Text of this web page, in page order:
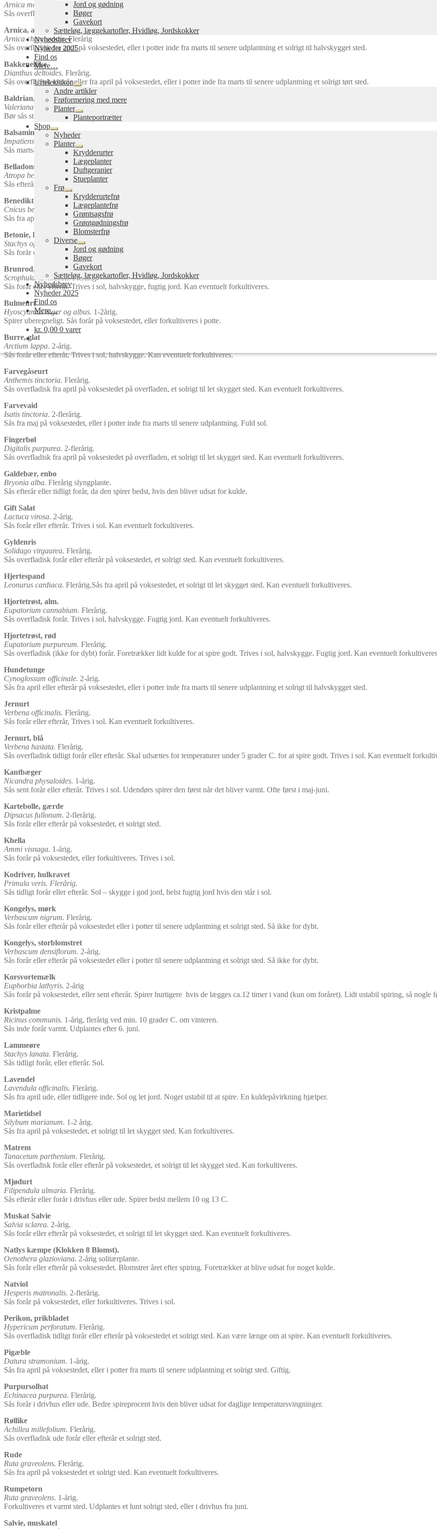
Jord og gødning
Bøger
Gavekort
Sætteløg, læggekartofler, Hvidløg, Jordskokker
Nyhedsbrev
Nyheder 2025
Find os
Mere…
Urteleksikon
Udfold
undermenu
Andre artikler
Frøformering med mere
Planter
Udfold
undermenu
Planteportrætter
Shop
Udfold
undermenu
Nyheder
Planter
Udfold
undermenu
Krydderurter
Lægeplanter
Duftgeranier
Stueplanter
Frø
Udfold
undermenu
Krydderurtefrø
Lægeplantefrø
Grøntsagsfrø
Grøntgødningsfrø
Blomsterfrø
Diverse
Udfold
undermenu
Jord og gødning
Bøger
Gavekort
Sætteløg, læggekartofler, Hvidløg, Jordskokker
Nyhedsbrev
Nyheder 2025
Find os
Mere…
kr. 0,00 0 varer
Arnica montana.
Flerårig.
Sås overfladisk efterår eller forår så tidligt som muligt på voksestedet, eller i potter, da frøene bør udsættes for kulde. Fuld sol og tør sur jord
Arnica, amerikansk
Arnica chamissonis.Flerårig
Sås overfladisk fra april på voksestedet, eller i potter inde fra marts til senere udplantning et solrigt til halvskygget sted.
Bakkenellike
Dianthus deltoides. Flerårig.
Sås overfladisk efterår eller fra april på voksestedet, eller i potter inde fra marts til senere udplantning et solrigt tørt sted.
Baldrian, læge
Valeriana officinalis.Flerårig
Bør sås straks efter modning, eller udsættes for kulde.
Balsamin, kæmpe
Impatiens glandulifera.1-årig.
Sås marts-april ude, eller tidligere inde. Skygge og fugtig jord.
Belladonna, Galnebær
Atropa belladonna.
Flerårig, vinterdækkes.
Sås efterår ude, eller stratificeres. Sol, halvskygge, fugtigt.
Benediktinertidsel
Cnicus benedictus.
1-årig
Sås fra april på voksestedet, et solrigt til let skygget sted. Kan forkultiveres.
Betonie, læge
Stachys officinalis.Flerårig.
Sås forår eller efterår. Trives i sol, halvskygge, fugtig jord. Kan eventuelt forkultiveres.
Brunrod, knoldet
Scrophularia nodosa.Flerårig.
Sås forår eller efterår. Trives i sol, halvskygge, fugtig jord. Kan eventuelt forkultiveres.
Bulmeurt
Hyoscyamus niger og albus. 1-2årig.
Spirer uberegneligt. Sås forår på voksestedet, eller forkultiveres i potte.
Burre, glat
Arctium lappa. 2-årig.
Sås forår eller efterår, Trives i sol, halvskygge. Kan eventuelt forkultiveres.
Farvegåseurt
Anthemis tinctoria. Flerårig.
Sås overfladisk fra april på voksestedet på overfladen, et solrigt til let skygget sted. Kan eventuelt forkultiveres.
Farvevaid
Isatis tinctoria. 2-flerårig.
Sås fra maj på voksestedet, eller i potter inde fra marts til senere udplantning. Fuld sol.
Fingerbøl
Digitalis purpurea. 2-flerårig.
Sås overfladisk fra april på voksestedet på overfladen, et solrigt til let skygget sted. Kan eventuelt forkultiveres.
Galdebær, enbo
Bryonia alba. Flerårig slyngplante.
Sås efterår eller tidligt forår, da den spirer bedst, hvis den bliver udsat for kulde.
Gift Salat
Lactuca virosa. 2-årig.
Sås forår eller efterår. Trives i sol. Kan eventuelt forkultiveres.
Gyldenris
Solidago virgaurea. Flerårig.
Sås overfladisk forår eller efterår på voksestedet, et solrigt sted. Kan eventuelt forkultiveres.
Hjertespand
Leonurus cardiaca. Flerårig.Sås fra april på voksestedet, et solrigt til let skygget sted. Kan eventuelt forkultiveres.
Hjortetrøst, alm.
Eupatorium cannabium. Flerårig.
Sås overfladisk forår. Trives i sol, halvskygge. Fugtig jord. Kan eventuelt forkultiveres.
Hjortetrøst, rød
Eupatorium purpureum. Flerårig.
Sås overfladisk (ikke for dybt) forår. Foretrækker lidt kulde for at spire godt. Trives i sol, halvskygge. Fugtig jord. Kan eventuelt
Hundetunge
Cynoglossum officinale. 2-årig.
Sås fra april eller efterår på voksestedet, eller i potter inde fra marts til senere udplantning et solrigt til halvskygget sted.
Jernurt
Verbena officinalis. Flerårig.
Sås forår eller efterår, Trives i sol. Kan eventuelt forkultiveres.
Jernurt, blå
Verbena hastata. Flerårig.
Sås overfladisk tidligt forår eller efterår. Skal udsættes for temperaturer under 5 grader C. for at spire godt. Trives i sol. Kan eventuelt
Kantbæger
Nicandra physaloides. 1-årig.
Sås sent forår eller efterår. Trives i sol. Udendørs spirer den først når det bliver varmt. Ofte først i maj-juni.
Kartebolle, gærde
Dipsacus fullonum. 2-flerårig.
Sås forår eller efterår på voksestedet, et solrigt sted.
Khella
Ammi visnaga. 1-årig.
Sås forår på voksestedet, eller forkultiveres. Trives i sol.
Kodriver, hulkravet
Primula veris. Flerårig.
Sås tidligt forår eller efterår. Sol – skygge i god jord, helst fugtig jord hvis den står i sol.
Kongelys, mørk
Verbascum nigrum. Flerårig.
Sås forår eller efterår på voksestedet eller i potter til senere udplantning et solrigt sted. Så ikke for dybt.
Kongelys, storblomstret
Verbascum densiflorum. 2-årig.
Sås forår eller efterår på voksestedet eller i potter til senere udplantning et solrigt sted. Så ikke for dybt.
Korsvortemælk
Euphorbia lathyris. 2-årig
Sås forår på voksestedet, eller sent efterår. Spirer hurtigere hvis de lægges ca.12 timer i vand (kun om foråret). Lidt ustabil spiring, så nogle
Kristpalme
Ricinus communis. 1-årig, flerårig ved min. 10 grader C. om vinteren.
Sås inde forår varmt. Udplantes efter 6. juni.
Lammeøre
Stachys lanata. Flerårig.
Sås tidligt forår, eller efterår. Sol.
Lavendel
Lavendula officinalis. Flerårig.
Sås fra april ude, eller tidligere inde. Sol og let jord. Noget ustabil til at spire. En kuldepåvirkning hjælper.
Marietidsel
Silybum marianum. 1-2 årig.
Sås fra april på voksestedet, et solrigt til let skygget sted. Kan forkultiveres.
Matrem
Tanacetum parthenium. Flerårig.
Sås overfladisk forår eller efterår på voksestedet, et solrigt til let skygget sted. Kan forkultiveres.
Mjødurt
Filipendula ulmaria. Flerårig.
Sås efterår eller forår i drivhus eller ude. Spirer bedst mellem 10 og 13 C.
Muskat Salvie
Salvia sclarea. 2-årig.
Sås forår eller efterår på voksestedet, et solrigt til let skygget sted. Kan eventuelt forkultiveres.
Natlys kæmpe (Klokken 8 Blomst).
Oenothera glazioviana. 2-årig solitærplante.
Sås forår eller efterår på voksestedet. Blomstrer året efter spiring. Foretrækker at blive udsat for noget kulde.
Natviol
Hesperis matronalis. 2-flerårig.
Sås forår på voksestedet, eller forkultiveres. Trives i sol.
Perikon, prikbladet
Hypericum perforatum. Flerårig.
Sås overfladisk tidligt forår eller efterår på voksestedet et solrigt sted. Kan være længe om at spire. Kan eventuelt forkultiveres.
Pigæble
Datura stramonium. 1-årig.
Sås fra april på voksestedet, eller i potter fra marts til senere udplantning et solrigt sted. Giftig.
Purpursolhat
Echinacea purpurea. Flerårig.
Sås forår i drivhus eller ude. Bedre spireprocent hvis den bliver udsat for daglige temperatursvingninger.
Røllike
Achillea millefolium. Flerårig.
Sås overfladisk ude forår eller efterår et solrigt sted.
Rude
Ruta graveolens. Flerårig.
Sås fra april på voksestedet et solrigt sted. Kan eventuelt forkultiveres.
Rumpetorn
Ruta graveolens. 1-årig.
Forkultiveres et varmt sted. Udplantes et lunt solrigt sted, eller i drivhus fra juni.
Salvie, muskatel